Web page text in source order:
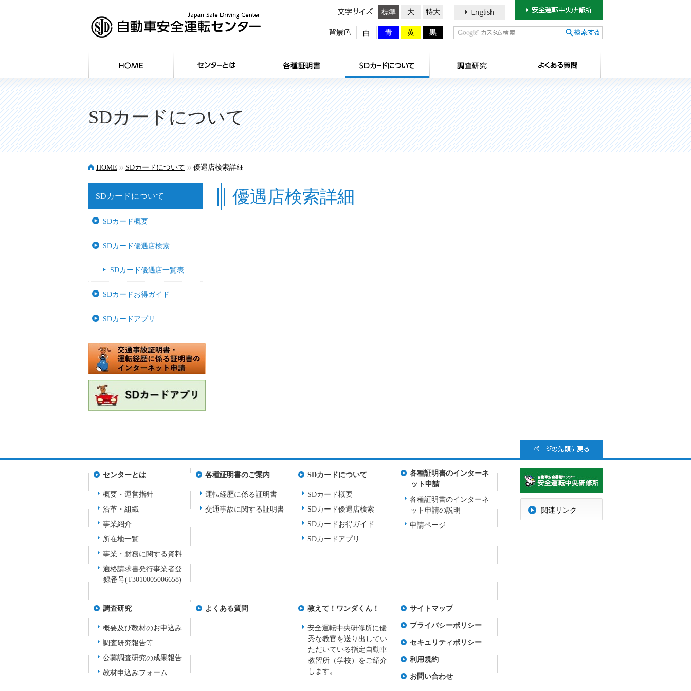
文字サイズ
標準 大 特大
背景色
白 青 黄 黒
SDカードについて
HOME >> SDカードについて >> 優遇店検索詳細
優遇店検索詳細
SDカードについて
SDカード概要
SDカード優遇店検索
SDカード優遇店一覧表
SDカードお得ガイド
SDカードアプリ
センターとは
概要・運営指針
沿革・組織
事業紹介
所在地一覧
事業・財務に関する資料
適格請求書発行事業者登
録番号(T3010005006658)
各種証明書のご案内
運転経歴に係る証明書
交通事故に関する証明書
SDカードについて
SDカード概要
SDカード優遇店検索
SDカードお得ガイド
SDカードアプリ
各種証明書のインターネ
ット申請
各種証明書のインターネ
ット申請の説明
申請ページ
調査研究
概要及び教材のお申込み
調査研究報告等
公募調査研究の成果報告
教材申込みフォーム
よくある質問 教えて！ワンダくん！
安全運転中央研修所に優
秀な教官を送り出してい
ただいている指定自動車
教習所（学校）をご紹介
します。
サイトマップ
プライバシーポリシー
セキュリティポリシー
利用規約
お問い合わせ
関連リンク